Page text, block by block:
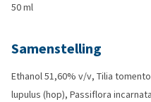
50 ml
Samenstelling
Ethanol 51,60% v/v, Tilia
lupulus (hop), Passiflora